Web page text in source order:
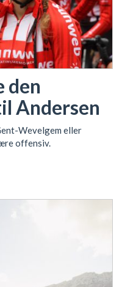
den
Andersen
Wevelgem eller
offensiv.